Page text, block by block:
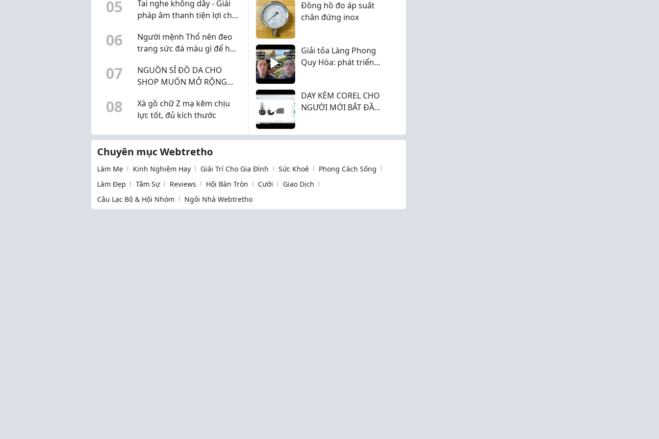
05
Tai nghe không dây - Giải
pháp âm thanh tiện lợi cho
06
Người mệnh Thổ nên đeo
trang sức đá màu gì để hợp
07
NGUỒN SỈ ĐỒ DA CHO
SHOP MUỐN MỞ RỘNG
08
Xà gồ chữ Z mạ kẽm chịu
lực tốt, đủ kích thước
Đồng hồ đo áp suất
chân đứng inox
Giải tỏa Làng Phong
Quy Hòa: phát triển
DẠY KÈM COREL CHO
NGƯỜI MỚI BẮT ĐẦU
Chuyên mục Webtretho
Làm Mẹ Kinh Nghiệm Hay Giải Trí Cho Gia Đình Sức Khoẻ
Phong Cách Sống
Làm Đẹp
Tâm Sự Reviews Hội Bàn Tròn Cưới
Giao Dịch
Câu Lạc Bộ & Hội Nhóm
Ngôi Nhà Webtretho